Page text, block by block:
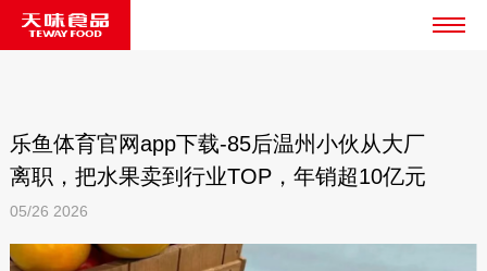
乐鱼体育官网app下载-85后温州小伙从大厂
离职，把水果卖到行业TOP，年销超10亿元
05/26 2026